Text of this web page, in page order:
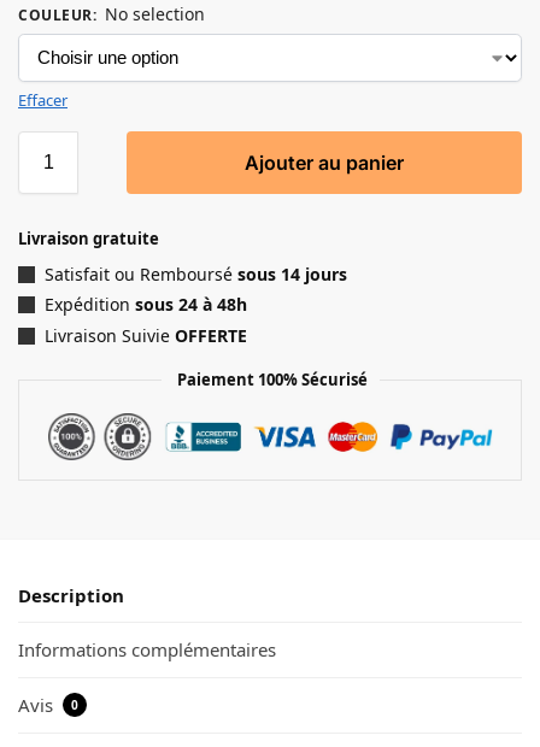
COULEUR: No selection
Effacer
Ajouter au panier
Livraison gratuite
Satisfait ou Remboursé sous 14 jours
Expédition sous 24 à 48h
Livraison Suivie OFFERTE
Paiement 100% Sécurisé
Description
Informations complémentaires
Avis 0